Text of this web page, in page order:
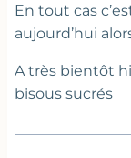
En tout cas
aujourd’hui
A très bientôt
bisous sucrés